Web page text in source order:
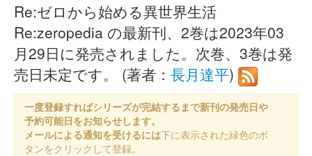
Re:ゼロから始める異世界生活
Re:zeropedia の最新刊、2巻は2023年03
月29日に発売されました。次巻、3巻は発
売日未定です。 (著者： 長月達平)
一度登録すればシリーズが完結するまで新刊の発売日や
予約可能日をお知らせします。
メールによる通知を受けるには下に表示された緑色のボ
タンをクリックして登録。